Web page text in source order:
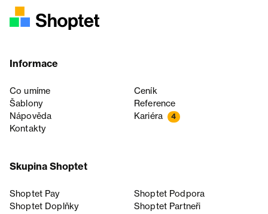
Informace
Co umíme
Ceník
Šablony
Reference
Nápověda
Kariéra 4
Kontakty
Skupina Shoptet
Shoptet Pay
Shoptet Podpora
Shoptet Doplňky
Shoptet Partneři